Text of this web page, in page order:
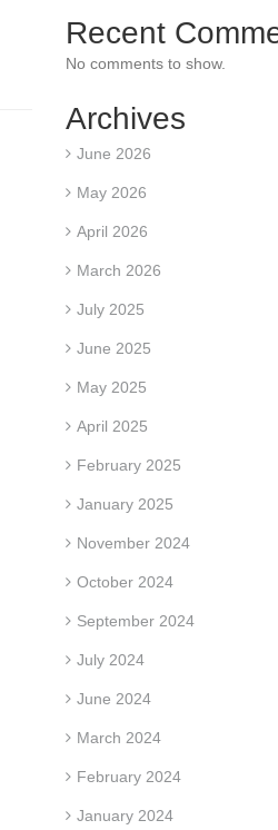
Recent
No comments to show.
Archives
June 2026
May 2026
April 2026
March 2026
July 2025
June 2025
May 2025
April 2025
February 2025
January 2025
November 2024
October 2024
September 2024
July 2024
June 2024
March 2024
February 2024
January 2024